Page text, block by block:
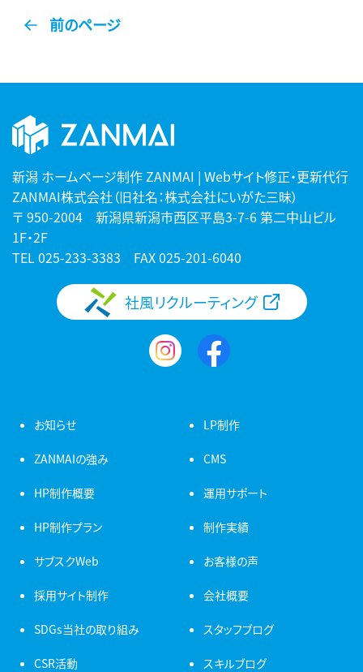
前のページ
新潟 ホームページ制作 ZANMAI | Webサイト修正・更新代行
ZANMAI株式会社（旧社名：株式会社にいがた三昧）
〒 950-2004 新潟県新潟市西区平島3-7-6 第二中山ビル
1F・2F
TEL025-233-3383 FAX 025-201-6040
社風リクルーティング
お知らせ
ZANMAIの強み
HP制作概要
HP制作プラン
サブスクWeb
採用サイト制作
LP制作
CMS
運用サポート
制作実績
お客様の声
会社概要
SDGs当社の取り組み
CSR活動
スタッフブログ
スキルブログ